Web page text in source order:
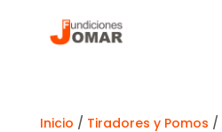
Inicio / Tiradores y Pomos /